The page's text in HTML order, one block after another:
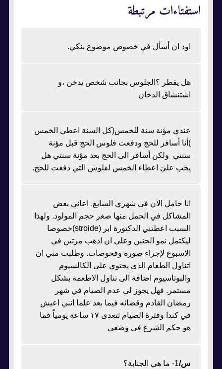
استفتاءات مرتبطة
اود ان أسأل في خصوص موضوع بنكي.
هل يفطر ؟الجلوس بجانب شخص يدخن ،و
اشتنشاق الدخان
عندي مؤنة سنة للخمس(كل السنة اعطي الخمس
)أنا أسافر للحج ودفعت فلوس الحج قبل مؤنة
سنتي ولكن أسافر الى الحج بعد مؤنة سنتي هل
يجب عليَ اعطاء الخمس لفلوس التي دفعت للحج.
انا حامل الان في شهري السابع. اعاني بعض
المشاكل في الحمل منها صغر حجم المولود. ولهذا
السبب اعطتني الدكتورة ابر (stroide)خصوصا
ليكتمل نمو الجنين وعلي ان اذهب مرتين في
الاسبوع لإجراء صورة وفحوصات. وطلبت مني ان
اتناول الطعام الذي يحتوي على الكالسيوم
والبوتاسيوم اضافة الى تناول الاطعمة بشكل
مستمر. فهل يجوز لي عدم الصيام في شهر
رمضان القادم وقضائه فيما بعد علما انني اعيش
في كندا وفترة الصيام تتعدى ١٧ ساعة يومياً فما
هو حكم الشرع في وضعي
س/1- ما هي الجنابة؟